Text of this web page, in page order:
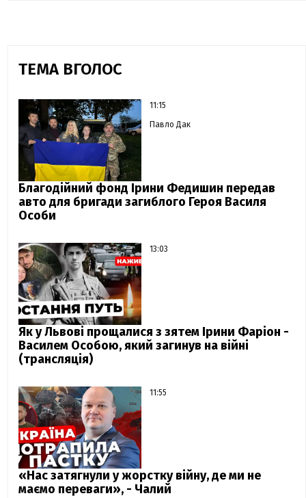
ТЕМА ВГОЛОС
11:15
Павло Дак
Благодійний фонд Ірини Федишин передав
авто для бригади загиблого Героя Василя
Особи
13:03
Як у Львові прощалися з зятем Ірини Фаріон -
Василем Особою, який загинув на війні
(трансляція)
11:55
«Нас затягнули у жорстку війну, де ми не
маємо переваги», - Чалий